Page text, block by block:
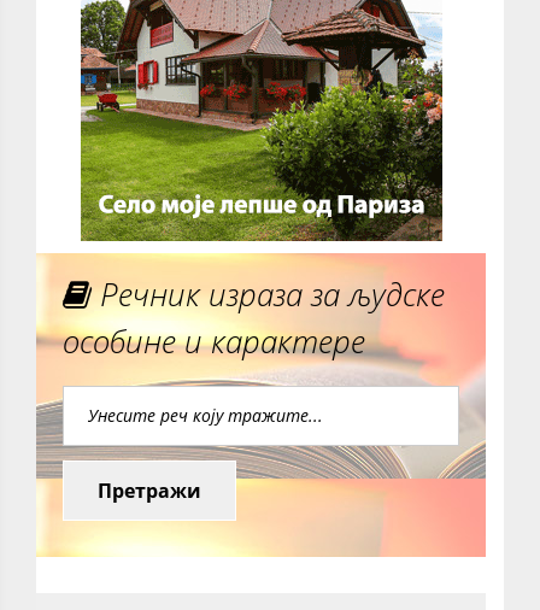
Речник израза за људске
особине и карактере
Претражи